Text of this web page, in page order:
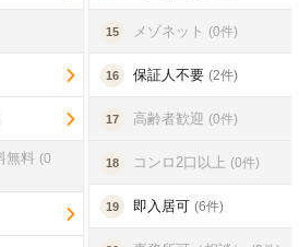
無料 (0
15 メゾネット (0件)
16 保証人不要 (2件)
17 高齢者歓迎 (0件)
18 コンロ2口以上 (0件)
19 即入居可 (6件)